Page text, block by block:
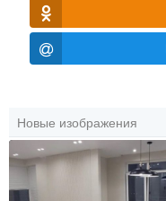
Новые изображения